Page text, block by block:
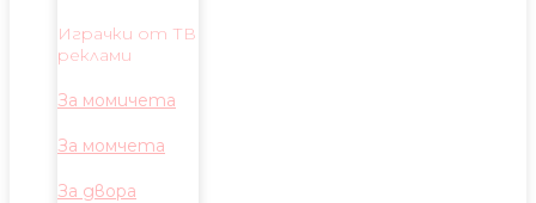
Играчки от ТВ
реклами
За момичета
За момчета
За двора